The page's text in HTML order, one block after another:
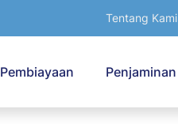
Tentang Kami
Pembiayaan Penjaminan